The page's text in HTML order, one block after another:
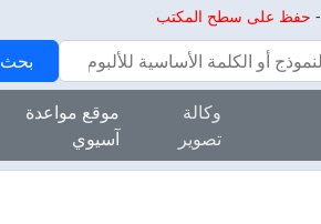
- حفظ على سطح المكتب
بحث
وكالة
تصوير
موقع مواعدة
آسيوي